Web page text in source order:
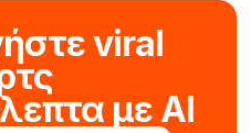
viral
με AI